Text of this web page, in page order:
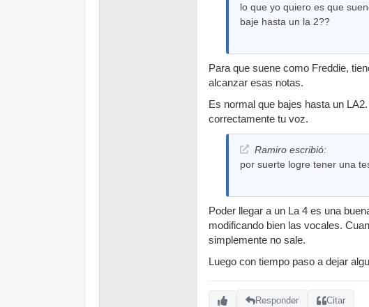
lo que yo quiero es que
baje hasta un la 2??
Para que suene como Freddie,
alcanzar esas notas.
Es normal que bajes hasta un
correctamente tu voz.
Ramiro escribió:
por suerte logre tener una
Poder llegar a un La 4 es una
modificando bien las vocales.
simplemente no sale.
Luego con tiempo paso a dejar
Responder Citar